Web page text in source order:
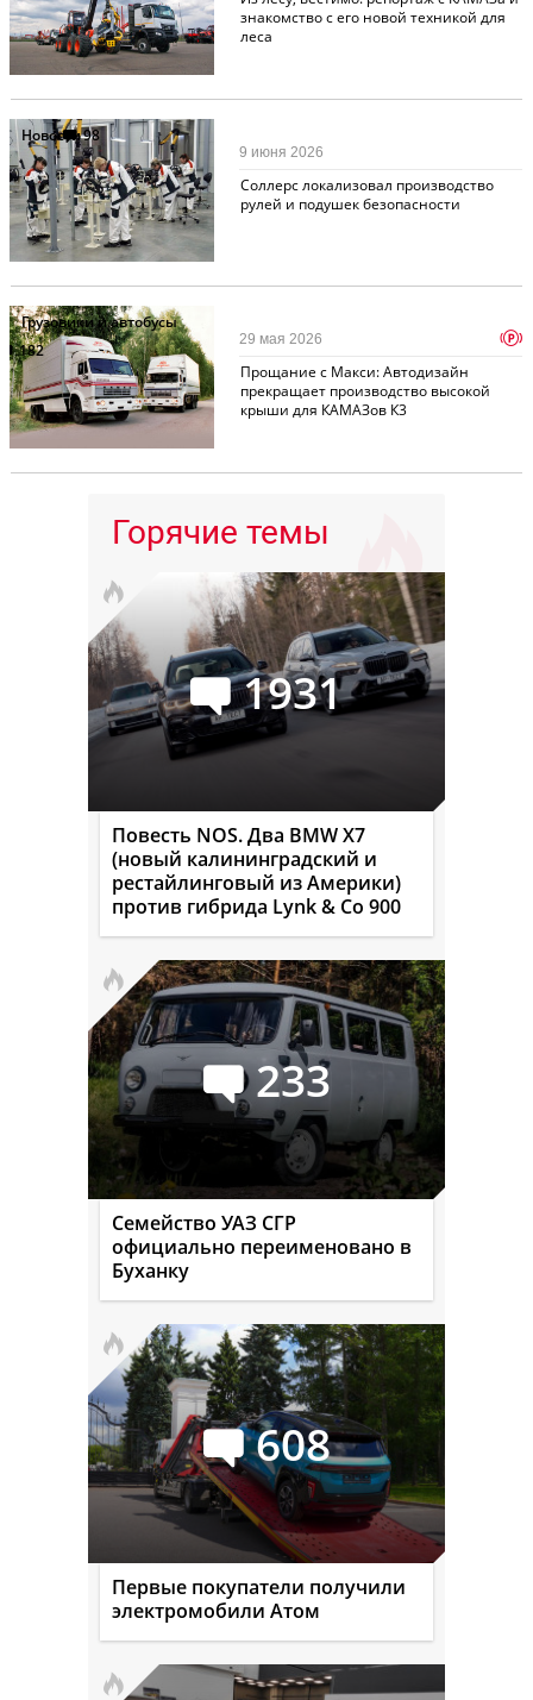
знакомство с его новой техникой для
леса
Новости98
Соллерс локализовал производство
рулей и подушек безопасности
9 июня 2026
Грузовики и автобусы
182
Прощание с Макси: Автодизайн
прекращает производство высокой
крыши для КАМАЗов К3
29 мая 2026 p
Горячие темы
1931
Повесть NOS. Два BMW X7
(новый калининградский и
рестайлинговый из Америки)
против гибрида Lynk & Co 900
233
Семейство УАЗ СГР
официально переименовано в
Буханку
608
Первые покупатели получили
электромобили Атом